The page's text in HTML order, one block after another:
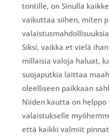
tontille, on Sinulla
vaikuttaa siihen, miten
Siksi, vaikka et vielä
millaisia valoja haluat,
suojaputkia laittaa
oleelliseen paikkaan
Niiden kautta on
valaistukselle
että kaikki valmiit